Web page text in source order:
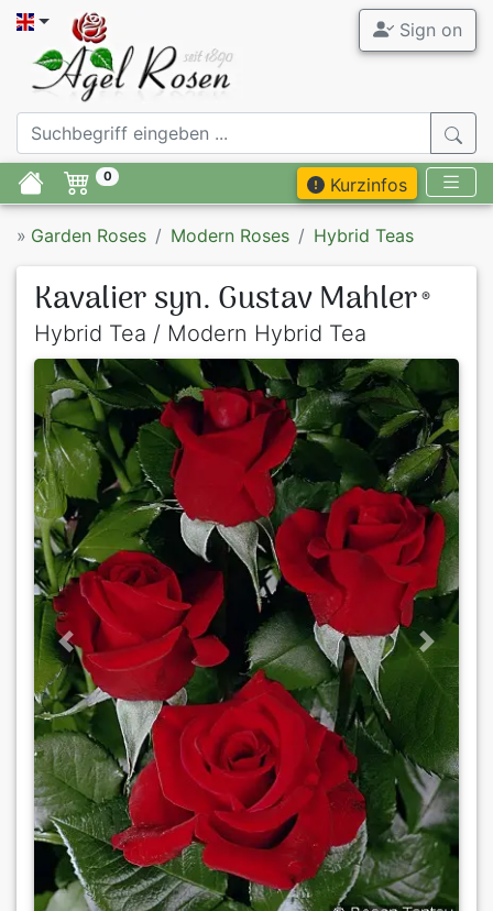
Sign on
0 Kurzinfos
» Garden Roses Modern Roses Hybrid Teas
Kavalier syn. Gustav Mahler ®
Hybrid Tea / Modern Hybrid Tea
Previous Next